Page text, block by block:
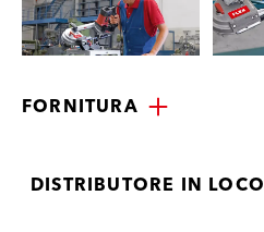
FORNITURA
DISTRIBUTORE IN LOCO